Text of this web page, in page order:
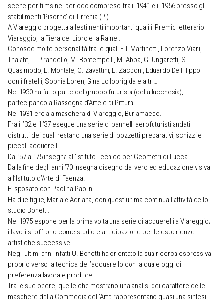
scene per films nel periodo compreso fra il 1941 e il 1956 presso gli
stabilimenti ‘Pisorno’ di Tirrenia (PI).
A Viareggio progetta allestimenti importanti quali il Premio letterario
Viareggio, la Fiera del Libro e la Ramel.
Conosce molte personalità fra le quali F.T. Martinetti, Lorenzo Viani,
Thaiaht, L. Pirandello, M. Bontempelli, M. Abba, G. Ungaretti, S.
Quasimodo, E. Montale, C. Zavattini, E. Zacconi, Eduardo De Filippo
con i fratelli, Sophia Loren, Gina Lollobrigida e altri…
Nel 1930 ha fatto parte del gruppo futurista (della lucchesia),
partecipando a Rassegna d’Arte e di Pittura.
Nel 1931 cre ala maschera di Viareggio, Burlamacco.
Fra il ’32 e il ’37 esegue una serie di pannelli aerofuturisti andati
distrutti dei quali restano una serie di bozzetti preparativi, schizzi e
piccoli acquerelli.
Dal ’57 al ’75 insegna all’Istituto Tecnico per Geometri di Lucca.
Dalla fine degli anni ’70 insegna disegno dal vero ed educazione visiva
all’Istituto d’Arte di Faenza.
E’ sposato con Paolina Paolini.
Ha due figlie, Maria e Adriana, con quest’ultima continua l’attività dello
studio Bonetti.
Nel 1975 espone per la prima volta una serie di acquerelli a Viareggio;
i lavori si offrono come studio e anticipazione per le esperienze
artistiche successive.
Negli ultimi anni infatti U. Bonetti ha orientato la sua ricerca espressiva
proprio verso la tecnica dell’acquerello con la quale oggi di
preferenza lavora e produce.
Tra le sue opere, quelle che mostrano una analisi dei carattere delle
maschere della Commedia dell’Arte rappresentano quasi una sintesi